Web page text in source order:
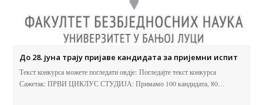
До 28. јуна трају пријаве кандидата за пријемни испит
Текст конкурса можете погледати овдје: Погледајте текст конкурса
Сажетак: ПРВИ ЦИКЛУС СТУДИЈА: Примамо 100 кандидата, 80…